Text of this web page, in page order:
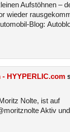
Aufstöhnen –
wieder
Blog:
HYYPERLIC.com
Nolte, ist auf
Aktiv